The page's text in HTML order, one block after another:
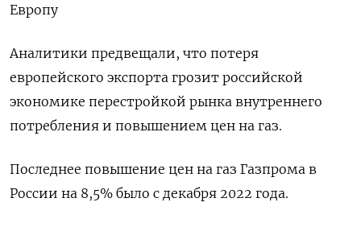
Европу
Аналитики предвещали, что потеря
европейского экспорта грозит российской
экономике перестройкой рынка внутреннего
потребления и повышением цен на газ.
Последнее повышение цен на газ Газпрома в
России на 8,5% было с декабря 2022 года.